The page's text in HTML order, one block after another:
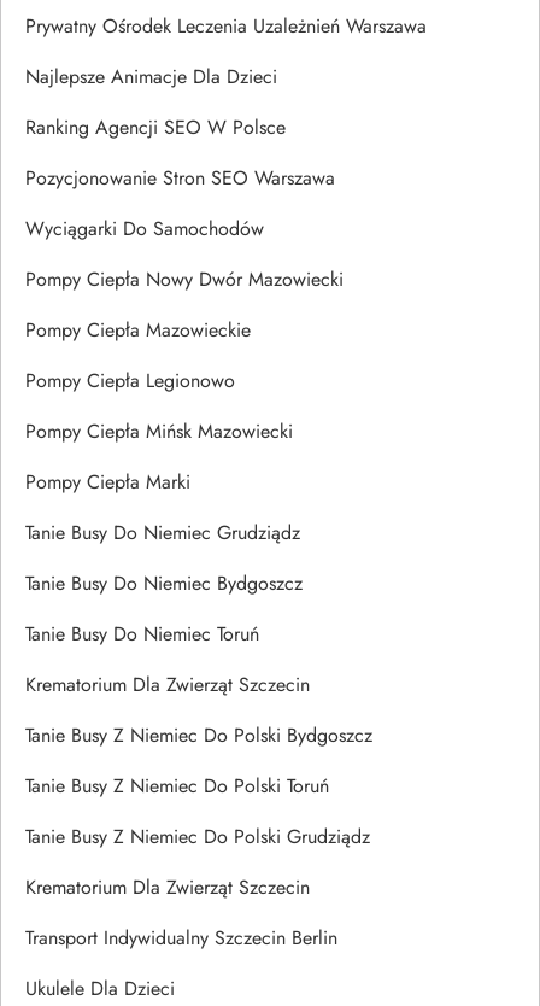
Prywatny Ośrodek Leczenia Uzależnień Warszawa
Najlepsze Animacje Dla Dzieci
Ranking Agencji SEO W Polsce
Pozycjonowanie Stron SEO Warszawa
Wyciągarki Do Samochodów
Pompy Ciepła Nowy Dwór Mazowiecki
Pompy Ciepła Mazowieckie
Pompy Ciepła Legionowo
Pompy Ciepła Mińsk Mazowiecki
Pompy Ciepła Marki
Tanie Busy Do Niemiec Grudziądz
Tanie Busy Do Niemiec Bydgoszcz
Tanie Busy Do Niemiec Toruń
Krematorium Dla Zwierząt Szczecin
Tanie Busy Z Niemiec Do Polski Bydgoszcz
Tanie Busy Z Niemiec Do Polski Toruń
Tanie Busy Z Niemiec Do Polski Grudziądz
Krematorium Dla Zwierząt Szczecin
Transport Indywidualny Szczecin Berlin
Ukulele Dla Dzieci